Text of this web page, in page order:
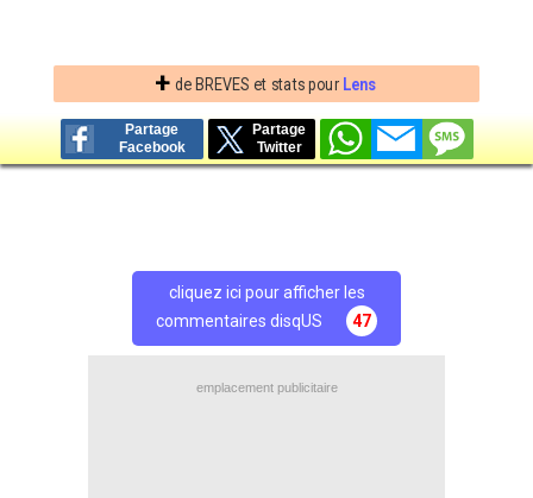
+ de BREVES et stats pour Lens
Partage
Facebook
Partage
Twitter
cliquez ici pour afficher les
commentaires disqUS
47
emplacement publicitaire